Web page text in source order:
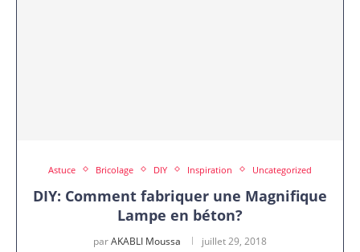
Astuce Bricolage DIY Inspiration Uncategorized
DIY: Comment fabriquer une Magnifique
Lampe en béton?
parAKABLI Moussa juillet 29, 2018